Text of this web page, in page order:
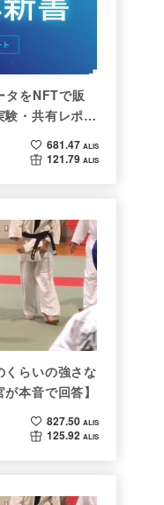
タをNFTで販
・共有レポー
681.47 ALIS
121.79 ALIS
くらいの強さな
本音で回答】
827.50 ALIS
125.92 ALIS